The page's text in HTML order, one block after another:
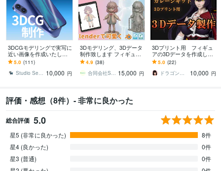
3DCGモデリングで実写に
近い画像を作成いたしま
す プロダクトデザイン案
の提案などで高精度の画
像が必要な方へ
5.0 (111)
Studio Seventhwell 10,000 円
3Dモデリング、3Dデータ
制作致します フィギュ
ア、アクセサリー、3DCG
モデル制作をお手伝いし
ます
4.9 (38)
合同会社SolidVision 15,000 円
3Dプリント用 フィギュ
アの3Dデータを作成しま
す あなたのイメージを３
Ｄで再現します！
5.0 (22)
ドラゴン高田
10,000 円
評価・感想（8件）- 非常に良かった
総合評価 5.0
星5 (非常に良かった)
8件
星4 (良かった)
0件
星3 (普通)
0件